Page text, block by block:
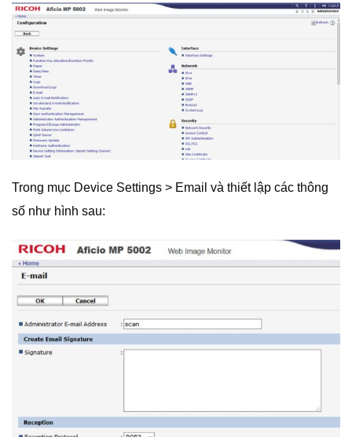
Trong mục Device Settings > Email và thiết lập các thông
số như hình sau: